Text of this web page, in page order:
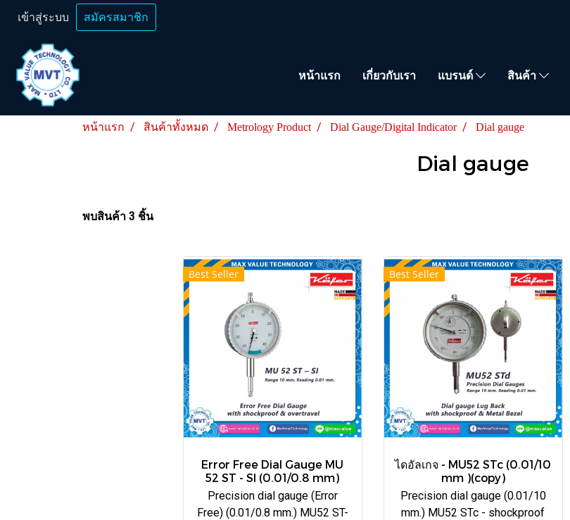
เข้าสู่ระบบ สมัครสมาชิก
หน้าแรก เกี่ยวกับเรา แบรนด์ สินค้า
หน้าแรก สินค้าทั้งหมด Metrology Product Dial Gauge/Digital Indicator Dial gauge
Dial gauge
พบสินค้า 3 ชิ้น
Best Seller
Error Free Dial Gauge MU
52 ST - SI (0.01/0.8 mm)
Precision dial gauge (Error
Free) (0.01/0.8 mm.) MU52 ST-
Best Seller
ไดอัลเกจ - MU52 STc (0.01/10
mm )(copy)
Precision dial gauge (0.01/10
mm.) MU52 STc - shockproof